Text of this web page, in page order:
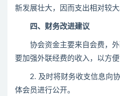
新发展壮大，因而支出相对较大
四、财务改进建议
协会资金主要来自会费，外
要加强外联经费的收入，以方
2. 及时将财务收支信息向协
体会员进行公开。